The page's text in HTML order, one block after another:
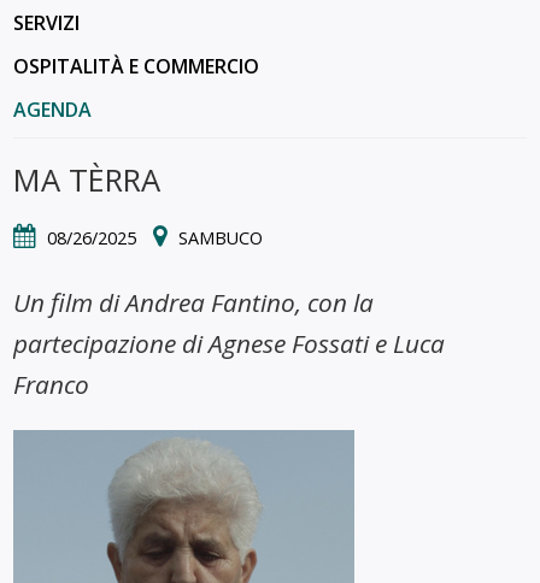
SERVIZI
OSPITALITÀ E COMMERCIO
AGENDA
MA TÈRRA
08/26/2025 SAMBUCO
Un film di Andrea Fantino, con la
partecipazione di Agnese Fossati e Luca
Franco